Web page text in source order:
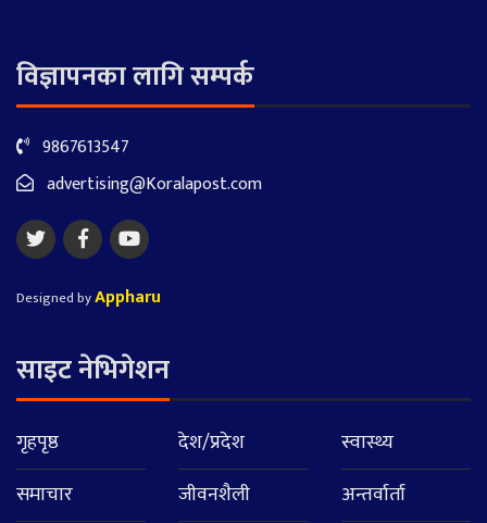
विज्ञापनका लागि सम्पर्क
9867613547
advertising@Koralapost.com
Designed byAppharu
साइट नेभिगेशन
गृहपृष्ठ
समाचार
देश/प्रदेश
जीवनशैली
स्वास्थ्य
अन्तर्वार्ता